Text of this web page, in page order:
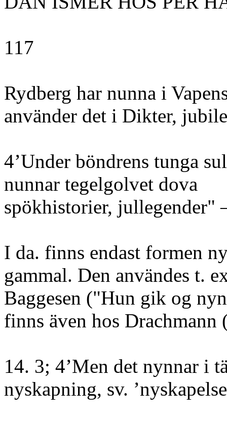
117
Rydberg har nunna i
använder det i Dikter,
4’Under böndrens tunga
nunnar tegelgolvet dova
spökhistorier,
I da. finns endast formen
gammal. Den användes t.
Baggesen ("Hun gik og
finns även hos
14. 3; 4’Men det nynnar i
nyskapning, sv.